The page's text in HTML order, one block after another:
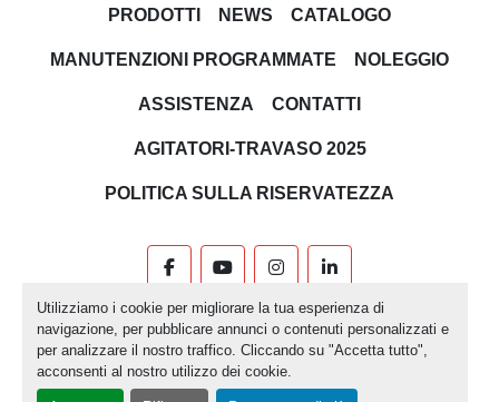
Utilizziamo i cookie per migliorare la tua esperienza di
navigazione, per pubblicare annunci o contenuti personalizzati e
per analizzare il nostro traffico. Cliccando su "Accetta tutto",
acconsenti al nostro utilizzo dei cookie.
PRODOTTI NEWS CATALOGO
MANUTENZIONI PROGRAMMATE NOLEGGIO
ASSISTENZA CONTATTI
AGITATORI-TRAVASO 2025
POLITICA SULLA RISERVATEZZA
facebookyoutubeinstagramlinkedin
Machinio Systemsito web diMachinio
Personalizza le preferenze sui Cookies